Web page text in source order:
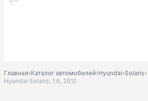
Главная›Каталог автомобилей›Hyundai›Solaris›
Hyundai Solaris, 1.6, 2012